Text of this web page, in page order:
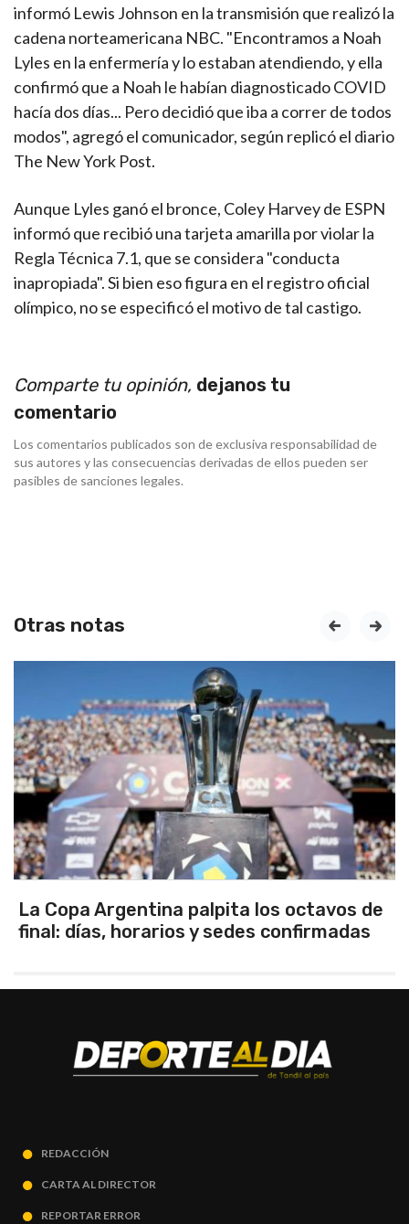
informó Lewis Johnson en la transmisión que realizó la
cadena norteamericana NBC. "Encontramos a Noah
Lyles en la enfermería y lo estaban atendiendo, y ella
confirmó que a Noah le habían diagnosticado COVID
hacía dos días... Pero decidió que iba a correr de todos
modos", agregó el comunicador, según replicó el diario
The New York Post.
Aunque Lyles ganó el bronce, Coley Harvey de ESPN
informó que recibió una tarjeta amarilla por violar la
Regla Técnica 7.1, que se considera "conducta
inapropiada". Si bien eso figura en el registro oficial
olímpico, no se especificó el motivo de tal castigo.
Comparte tu opinión, dejanos tu
comentario
Los comentarios publicados son de exclusiva responsabilidad de
sus autores y las consecuencias derivadas de ellos pueden ser
pasibles de sanciones legales.
Otras notas
La Copa Argentina palpita los octavos de
final: días, horarios y sedes confirmadas
prev next
REDACCIÓN
CARTA AL DIRECTOR
REPORTAR ERROR